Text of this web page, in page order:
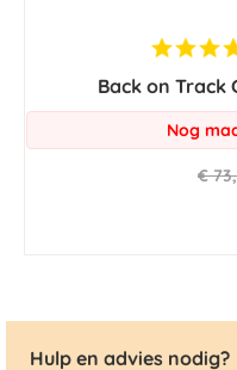
Back on Track
Nog
€
Hulp en advies nodig?